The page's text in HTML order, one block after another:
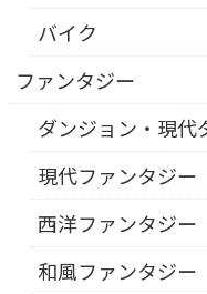
バイク
ファンタジー
ダンジョン・現代
現代ファンタジー
西洋ファンタジー
和風ファンタジー